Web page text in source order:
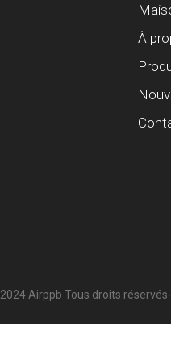
À
Airppb Tous droits réservés